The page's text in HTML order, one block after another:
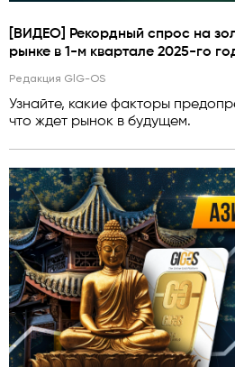
[ВИДЕО] Рекордный спрос на
рынке в 1-м квартале 2025-го
Редакция GlG-OS
Узнайте, какие факторы
что ждет рынок в будущем.